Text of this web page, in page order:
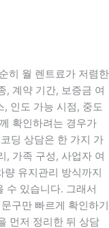
히 월 렌트료가 저렴한
, 계약 기간, 보증금 여
인도 가능 시점, 중도
확인하려는 경우가
딩 상담은 한 가지 가
, 가족 구성, 사업자 여
량 유지관리 방식까지
수 있습니다. 그래서
구만 빠르게 확인하기
먼저 정리한 뒤 상담